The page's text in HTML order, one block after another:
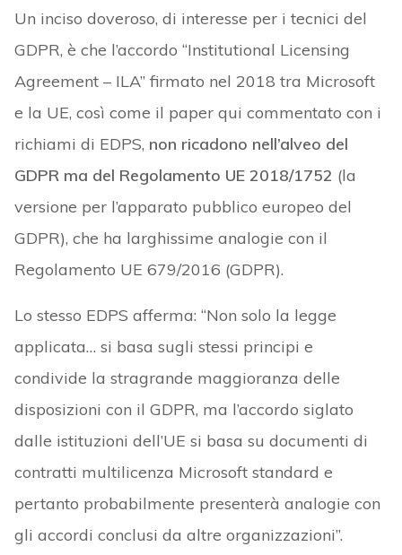
Un inciso doveroso, di interesse per i tecnici del
GDPR, è che l’accordo “Institutional Licensing
Agreement – ILA” firmato nel 2018 tra Microsoft
e la UE, così come il paper qui commentato con i
richiami di EDPS, non ricadono nell’alveo del
GDPR ma del Regolamento UE 2018/1752 (la
versione per l’apparato pubblico europeo del
GDPR), che ha larghissime analogie con il
Regolamento UE 679/2016 (GDPR).
Lo stesso EDPS afferma: “Non solo la legge
applicata… si basa sugli stessi principi e
condivide la stragrande maggioranza delle
disposizioni con il GDPR, ma l’accordo siglato
dalle istituzioni dell’UE si basa su documenti di
contratti multilicenza Microsoft standard e
pertanto probabilmente presenterà analogie con
gli accordi conclusi da altre organizzazioni”.